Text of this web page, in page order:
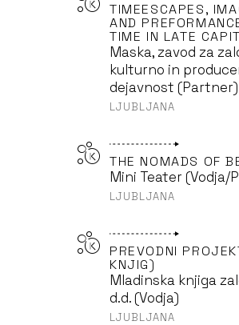
TIMEESCAPES,
AND
TIME IN LATE
Maska, zavod za
kulturno in
dejavnost (Partner)
LJUBLJANA
THE NOMADS OF
Mini Teater (Vodja/
LJUBLJANA
PREVODNI
KNJIG)
Mladinska knjiga
d.d. (Vodja)
LJUBLJANA